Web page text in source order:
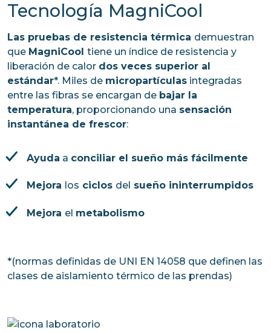
Tecnología MagniCool
Las pruebas de resistencia térmica demuestran
que MagniCool tiene un índice de resistencia y
liberación de calor dos veces superior al
estándar*. Miles de micropartículas integradas
entre las fibras se encargan de bajar la
temperatura, proporcionando una sensación
instantánea de frescor:
Ayuda a conciliar el sueño más fácilmente
Mejora los ciclos del sueño ininterrumpidos
Mejora el metabolismo
*(normas definidas de UNI EN 14058 que definen las
clases de aislamiento térmico de las prendas)